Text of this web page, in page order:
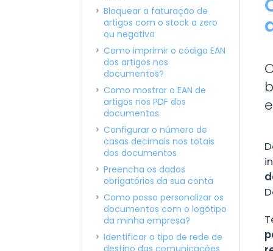
Bloquear a faturação de
artigos com o stock a zero
ou negativo
Como imprimir o código EAN
dos artigos nos
documentos?
Como mostrar o EAN de
artigos nos PDF dos
documentos
Configurar o número de
casas decimais nos totais
dos documentos
Preencha os dados
obrigatórios da sua conta
Como posso personalizar os
documentos com o logótipo
da minha empresa?
Identificar o tipo de rede de
destino das comunicações